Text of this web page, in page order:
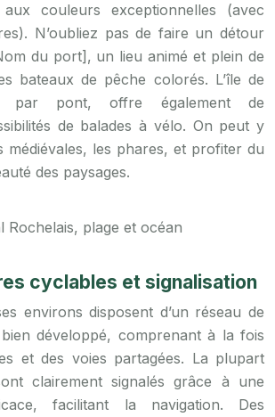
couleurs exceptionnelles (avec
N’oubliez pas de faire un détour
du port], un lieu animé et plein de
bateaux de pêche colorés. L’île de
par pont, offre également de
de balades à vélo. On peut y
médiévales, les phares, et profiter du
des paysages.
cyclables et signalisation
environs disposent d’un réseau de
développé, comprenant à la fois
et des voies partagées. La plupart
clairement signalés grâce à une
facilitant la navigation. Des